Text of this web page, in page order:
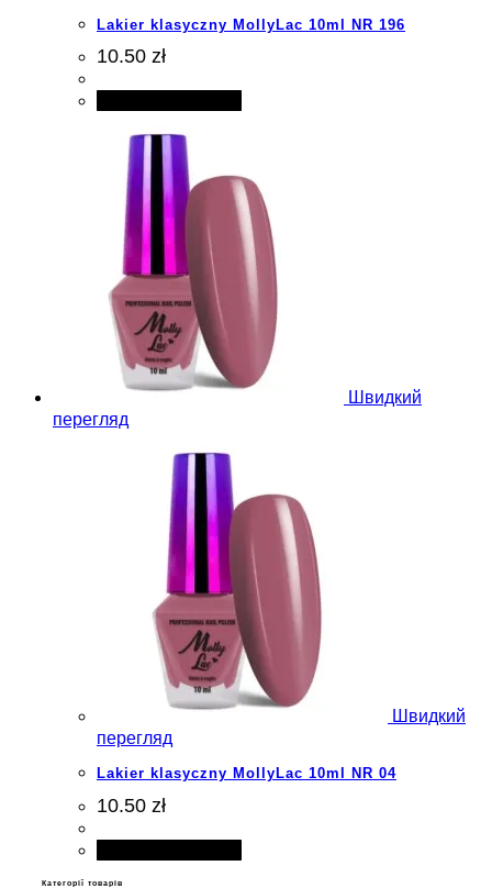
Lakier klasyczny MollyLac 10ml NR 196
10.50 zł
Швидкий
перегляд
Швидкий
перегляд
Lakier klasyczny MollyLac 10ml NR 04
10.50 zł
Категорії товарів